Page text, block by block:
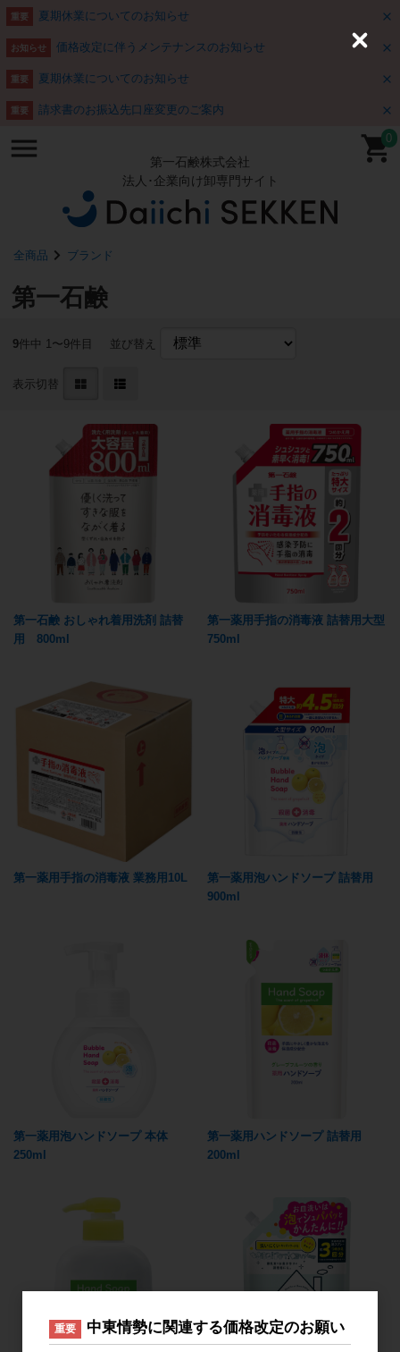
重要 夏期休業についてのお知らせ
お知らせ 価格改定に伴うメンテナンスのお知らせ
重要 夏期休業についてのお知らせ
重要 請求書のお振込先口座変更のご案内
第一石鹸株式会社
法人･企業向け卸専門サイト
0
全商品 ブランド
第一石鹸
9件中 1〜9件目 並び替え
表示切替
第一石鹸 おしゃれ着用洗剤 詰替
用 800ml
第一薬用手指の消毒液 詰替用大型
750ml
第一薬用手指の消毒液 業務用10L
第一薬用泡ハンドソープ 詰替用
900ml
第一薬用泡ハンドソープ 本体
250ml
第一薬用ハンドソープ 詰替用
200ml
重要 中東情勢に関連する価格改定のお願い
C